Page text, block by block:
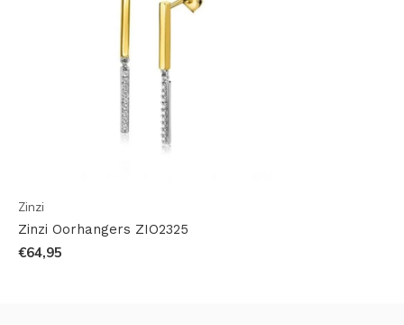
Zinzi
Zinzi Oorhangers ZIO2325
€64,95